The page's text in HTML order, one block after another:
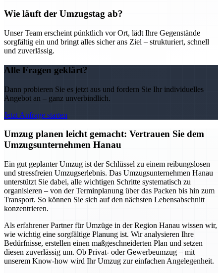
Wie läuft der Umzugstag ab?
Unser Team erscheint pünktlich vor Ort, lädt Ihre Gegenstände
sorgfältig ein und bringt alles sicher ans Ziel – strukturiert, schnell
und zuverlässig.
Alle Fragen geklärt?
Dann probieren Sie es jetzt aus und fordern Sie Ihr individuelles
Angebot an – ganz unverbindlich.
Jetzt Anfrage starten
Umzug planen leicht gemacht: Vertrauen Sie dem
Umzugsunternehmen Hanau
Ein gut geplanter Umzug ist der Schlüssel zu einem reibungslosen
und stressfreien Umzugserlebnis. Das Umzugsunternehmen Hanau
unterstützt Sie dabei, alle wichtigen Schritte systematisch zu
organisieren – von der Terminplanung über das Packen bis hin zum
Transport. So können Sie sich auf den nächsten Lebensabschnitt
konzentrieren.
Als erfahrener Partner für Umzüge in der Region Hanau wissen wir,
wie wichtig eine sorgfältige Planung ist. Wir analysieren Ihre
Bedürfnisse, erstellen einen maßgeschneiderten Plan und setzen
diesen zuverlässig um. Ob Privat- oder Gewerbeumzug – mit
unserem Know-how wird Ihr Umzug zur einfachen Angelegenheit.